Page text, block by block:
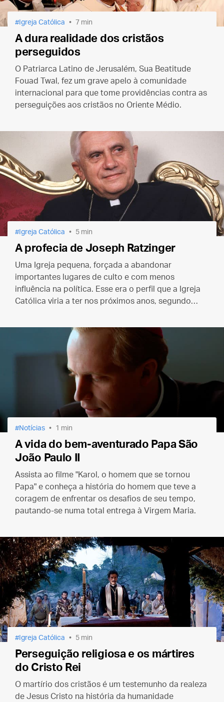
Igreja Católica 7 min
A dura realidade dos cristãos
perseguidos
O Patriarca Latino de Jerusalém, Sua Beatitude
Fouad Twal, fez um grave apelo à comunidade
internacional para que tome providências contra as
perseguições aos cristãos no Oriente Médio.
Igreja Católica 5 min
A profecia de Joseph Ratzinger
Uma Igreja pequena, forçada a abandonar
importantes lugares de culto e com menos
influência na política. Esse era o perfil que a Igreja
Católica viria a ter nos próximos anos, segundo
Notícias 1 min
A vida do bem-aventurado Papa São
João Paulo II
Assista ao filme "Karol, o homem que se tornou
Papa" e conheça a história do homem que teve a
coragem de enfrentar os desafios de seu tempo,
pautando-se numa total entrega à Virgem Maria.
Igreja Católica 5 min
Perseguição religiosa e os mártires
do Cristo Rei
O martírio dos cristãos é um testemunho da realeza
de Jesus Cristo na história da humanidade